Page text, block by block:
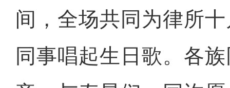
间，全场共同为律所
同事唱起生日歌。各